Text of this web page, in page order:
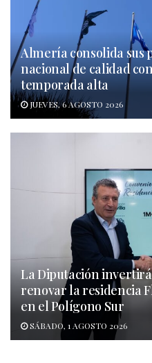
Almería consolida sus
nacional de calidad
temporada alta
JUEVES, 6 AGOSTO 2026
La Diputación
renovar la residencia
en el Polígono Sur
SÁBADO, 1 AGOSTO 2026